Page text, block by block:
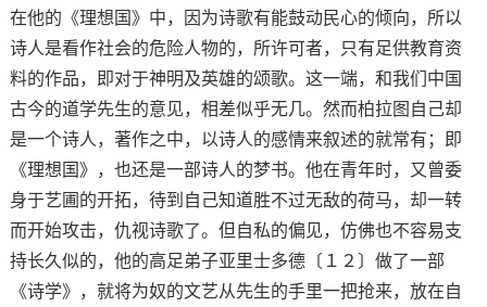
在他的《理想国》中，因为诗歌有能鼓动民心的倾向，所以
诗人是看作社会的危险人物的，所许可者，只有足供教育资
料的作品，即对于神明及英雄的颂歌。这一端，和我们中国
古今的道学先生的意见，相差似乎无几。然而柏拉图自己却
是一个诗人，著作之中，以诗人的感情来叙述的就常有；即
《理想国》，也还是一部诗人的梦书。他在青年时，又曾委
身于艺圃的开拓，待到自己知道胜不过无敌的荷马，却一转
而开始攻击，仇视诗歌了。但自私的偏见，仿佛也不容易支
持长久似的，他的高足弟子亚里士多德〔１２〕做了一部
《诗学》，就将为奴的文艺从先生的手里一把抢来，放在自